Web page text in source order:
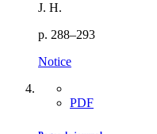
J. H.
p. 288–293
Notice
PDF